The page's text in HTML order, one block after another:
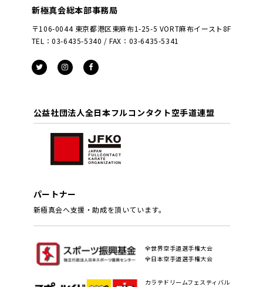
新極真会総本部事務局
〒106-0044 東京都港区東麻布1-25-5 VORT麻布イースト8F
TEL：03-6435-5340 / FAX：03-6435-5341
公益社団法人全日本フルコンタクト空手道連盟
パートナー
新極真会へ支援・助成を頂いています。
全世界空手道選手権大会
全日本空手道選手権大会
カラテドリームフェスティバル